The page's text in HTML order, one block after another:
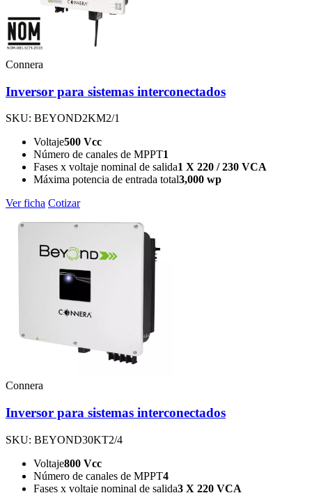
Connera
Inversor para sistemas interconectados
SKU: BEYOND2KM2/1
Voltaje500 Vcc
Número de canales de MPPT1
Fases x voltaje nominal de salida1 X 220 / 230 VCA
Máxima potencia de entrada total3,000 wp
Ver ficha Cotizar
Connera
Inversor para sistemas interconectados
SKU: BEYOND30KT2/4
Voltaje800 Vcc
Número de canales de MPPT4
Fases x voltaje nominal de salida3 X 220 VCA